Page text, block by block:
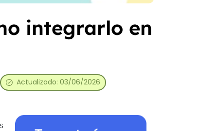
integrarlo en
Actualizado: 03/06/2026